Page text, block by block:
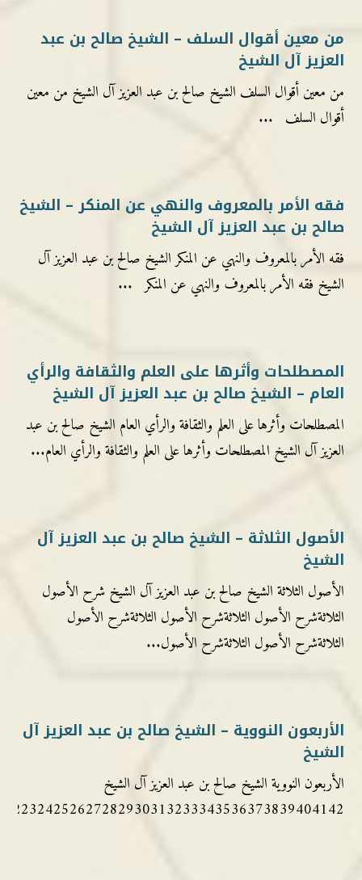
من معين أقوال السلف – الشيخ صالح بن عبد
العزيز آل الشيخ
من معين أقوال السلف الشيخ صالح بن عبد العزيز آل الشيخ من معين
أقوال السلف ...
فقه الأمر بالمعروف والنهي عن المنكر – الشيخ
صالح بن عبد العزيز آل الشيخ
فقه الأمر بالمعروف والنهي عن المنكر الشيخ صالح بن عبد العزيز آل
الشيخ فقه الأمر بالمعروف والنهي عن المنكر ...
المصطلحات وأثرها على العلم والثقافة والرأي
العام – الشيخ صالح بن عبد العزيز آل الشيخ
المصطلحات وأثرها على العلم والثقافة والرأي العام الشيخ صالح بن عبد
العزيز آل الشيخ المصطلحات وأثرها على العلم والثقافة والرأي العام...
الأصول الثلاثة – الشيخ صالح بن عبد العزيز آل
الشيخ
الأصول الثلاثة الشيخ صالح بن عبد العزيز آل الشيخ شرح الأصول
الثلاثةشرح الأصول الثلاثةشرح الأصول الثلاثةشرح الأصول
الثلاثةشرح الأصول الثلاثةشرح الأصول...
الأربعون النووية – الشيخ صالح بن عبد العزيز آل
الشيخ
الأربعون النووية الشيخ صالح بن عبد العزيز آل الشيخ